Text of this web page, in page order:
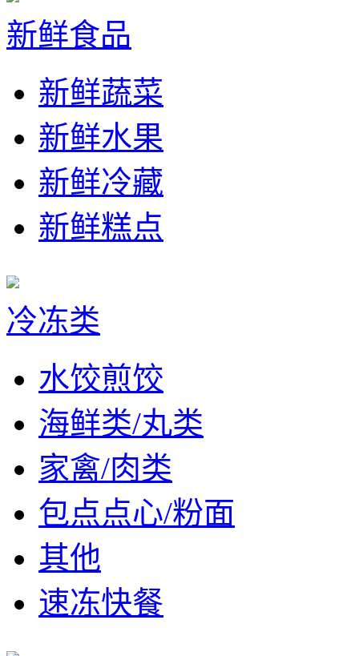
新鲜食品
新鲜蔬菜
新鲜水果
新鲜冷藏
新鲜糕点
冷冻类
水饺煎饺
海鲜类/丸类
家禽/肉类
包点点心/粉面
其他
速冻快餐